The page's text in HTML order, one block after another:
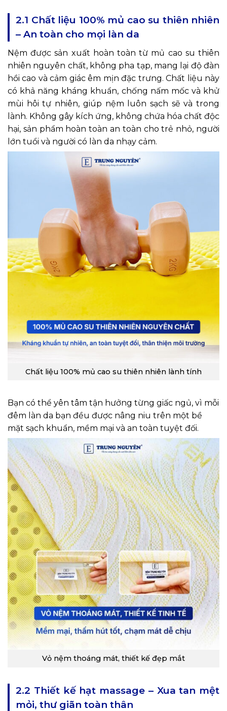
2.1 Chất liệu 100% mủ cao su thiên nhiên
– An toàn cho mọi làn da
Nệm được sản xuất hoàn toàn từ mủ cao su thiên
nhiên nguyên chất, không pha tạp, mang lại độ đàn
hồi cao và cảm giác êm mịn đặc trưng. Chất liệu này
có khả năng kháng khuẩn, chống nấm mốc và khử
mùi hôi tự nhiên, giúp nệm luôn sạch sẽ và trong
lành. Không gây kích ứng, không chứa hóa chất độc
hại, sản phẩm hoàn toàn an toàn cho trẻ nhỏ, người
lớn tuổi và người có làn da nhạy cảm.
Chất liệu 100% mủ cao su thiên nhiên lành tính
Bạn có thể yên tâm tận hưởng từng giấc ngủ, vì mỗi
đêm làn da bạn đều được nâng niu trên một bề
mặt sạch khuẩn, mềm mại và an toàn tuyệt đối.
Vỏ nệm thoáng mát, thiết kế đẹp mắt
2.2 Thiết kế hạt massage – Xua tan mệt
mỏi, thư giãn toàn thân